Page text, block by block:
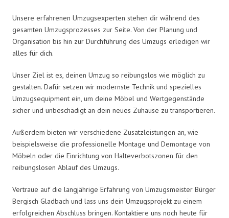
Unsere erfahrenen Umzugsexperten stehen dir während des
gesamten Umzugsprozesses zur Seite. Von der Planung und
Organisation bis hin zur Durchführung des Umzugs erledigen wir
alles für dich.
Unser Ziel ist es, deinen Umzug so reibungslos wie möglich zu
gestalten. Dafür setzen wir modernste Technik und spezielles
Umzugsequipment ein, um deine Möbel und Wertgegenstände
sicher und unbeschädigt an dein neues Zuhause zu transportieren.
Außerdem bieten wir verschiedene Zusatzleistungen an, wie
beispielsweise die professionelle Montage und Demontage von
Möbeln oder die Einrichtung von Halteverbotszonen für den
reibungslosen Ablauf des Umzugs.
Vertraue auf die langjährige Erfahrung von Umzugsmeister Bürger
Bergisch Gladbach und lass uns dein Umzugsprojekt zu einem
erfolgreichen Abschluss bringen. Kontaktiere uns noch heute für